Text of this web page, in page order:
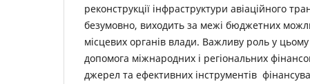
реконструкції інфраструктури авіаційного
безумовно, виходить за межі бюджетних
місцевих органів влади. Важливу роль у цьому
допомога міжнародних і регіональних
джерел та ефективних інструментів